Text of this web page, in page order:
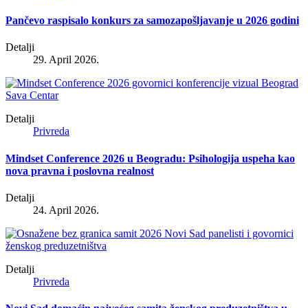
Pančevo raspisalo konkurs za samozapošljavanje u 2026 godini
Detalji
29. April 2026.
Detalji
Privreda
Mindset Conference 2026 u Beogradu: Psihologija uspeha kao
nova pravna i poslovna realnost
Detalji
24. April 2026.
Detalji
Privreda